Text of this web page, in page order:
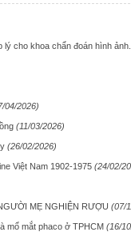
cho khoa chẩn đoán hình ảnh.
04/2026)
(11/03/2026)
(26/02/2026)
Việt Nam 1902-1975 (24/02/
MẸ NGHIỆN RƯỢU (07/
mổ mắt phaco ở TPHCM (16/